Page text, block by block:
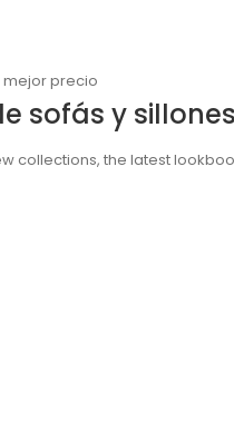
mejor precio
sofás y sillones
collections, the latest